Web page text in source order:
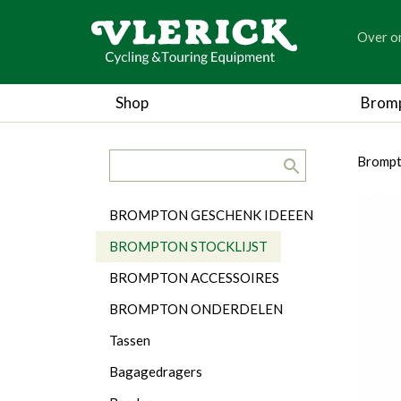
Over
Shop
Categorieën
BROMPTON GESCHENK IDEEEN
BROMPTON STOCKLIJST
BROMPTON ACCESSOIRES
BROMPTON ONDERDELEN
Tassen
Bagagedragers